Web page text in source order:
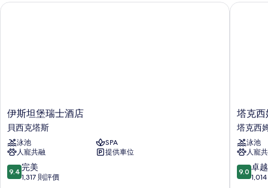
詳
伊
斯
坦
堡
瑞
士
酒
伊斯坦堡瑞士酒店
貝西克塔斯
泳池
SPA
人寵共融
提供車位
9.4
分
9.4 完美
1,317 則評價
伊斯坦堡瑞士酒店
塔
克
西
姆
瑪
律
馬
塔克西
塔克西
泳池
人寵
9.0
分
9.0 卓越
塔克西